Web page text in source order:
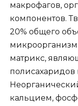
макрофагов,
компонентов.
20% общего
матрикс,
полисахаридов
кальцием,